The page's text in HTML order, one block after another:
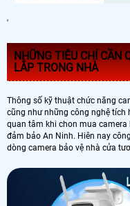
'
NHỮNG TIÊU CHÍ CẦN
LẮP TRONG NHÀ
Thông số kỹ thuật chức năng
cũng như những công nghệ tích
quan tâm khi chon mua
đảm bảo An Ninh. Hiên nay
dòng camera bảo vệ nhà cửa